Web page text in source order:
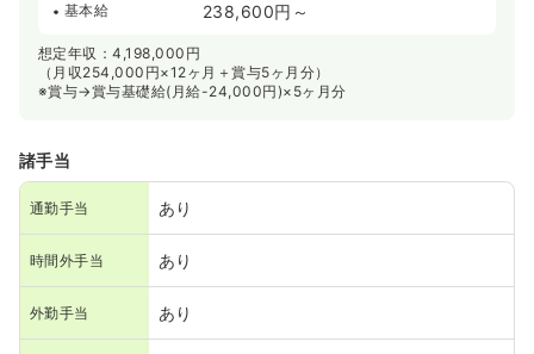
基本給 238,600円～
想定年収：4,198,000円
（月収254,000円×12ヶ月＋賞与5ヶ月分）
※賞与→賞与基礎給(月給-24,000円)×5ヶ月分
諸手当
通勤手当 あり
時間外手当 あり
外勤手当 あり